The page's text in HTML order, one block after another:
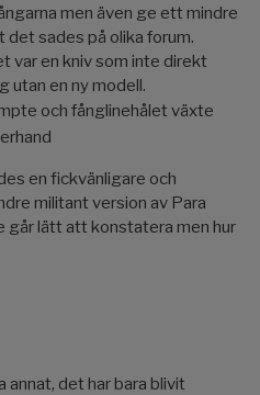
men även ge ett mindre
sades på olika forum.
var en kniv som inte direkt
utan en ny modell.
och fånglinehålet växte
en fickvänligare och
militant version av Para
går lätt att konstatera men hur
annat, det har bara blivit